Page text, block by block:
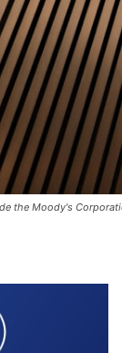
the Moody's